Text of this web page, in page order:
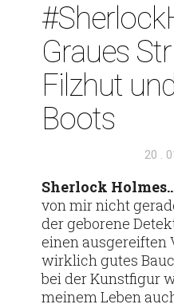
Graues
Filzhut
Boots
20 .
Sher­lock
von mir nicht
der gebo­rene
einen aus­ge­reiften
wirk­lich gutes
bei der Kunst­figur
meinem Leben